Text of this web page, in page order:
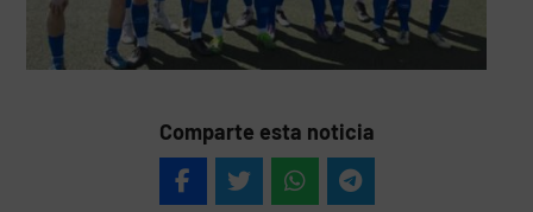
Comparte esta noticia